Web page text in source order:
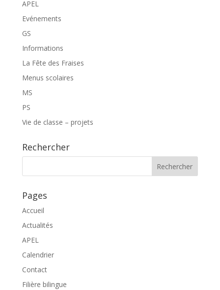
APEL
Evénements
GS
Informations
La Fête des Fraises
Menus scolaires
MS
PS
Vie de classe – projets
Rechercher
Pages
Accueil
Actualités
APEL
Calendrier
Contact
Filière bilingue